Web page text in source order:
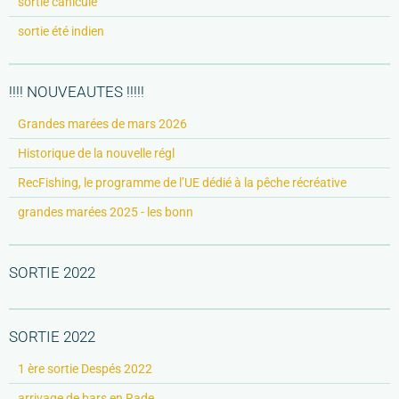
sortie été indien
!!!! NOUVEAUTES !!!!!
Grandes marées de mars 2026
Historique de la nouvelle régl
RecFishing, le programme de l’UE dédié à la pêche récréative
grandes marées 2025 - les bonn
SORTIE 2022
SORTIE 2022
1 ère sortie Despés 2022